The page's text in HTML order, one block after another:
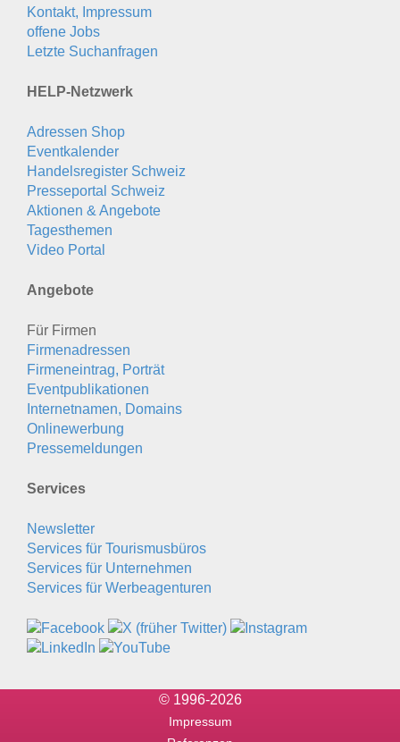
Kontakt, Impressum
offene Jobs
Letzte Suchanfragen
HELP-Netzwerk
Adressen Shop
Eventkalender
Handelsregister Schweiz
Presseportal Schweiz
Aktionen & Angebote
Tagesthemen
Video Portal
Angebote
Für Firmen
Firmenadressen
Firmeneintrag, Porträt
Eventpublikationen
Internetnamen, Domains
Onlinewerbung
Pressemeldungen
Services
Newsletter
Services für Tourismusbüros
Services für Unternehmen
Services für Werbeagenturen
© 1996-2026
Impressum